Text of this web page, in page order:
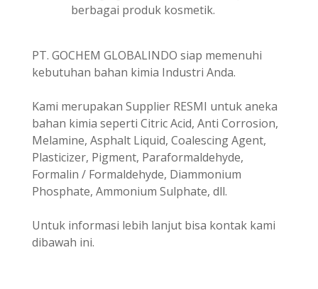
berbagai produk kosmetik.
PT. GOCHEM GLOBALINDO siap memenuhi
kebutuhan bahan kimia Industri Anda.
Kami merupakan Supplier RESMI untuk aneka
bahan kimia seperti Citric Acid, Anti Corrosion,
Melamine, Asphalt Liquid, Coalescing Agent,
Plasticizer, Pigment, Paraformaldehyde,
Formalin / Formaldehyde, Diammonium
Phosphate, Ammonium Sulphate, dll.
Untuk informasi lebih lanjut bisa kontak kami
dibawah ini.